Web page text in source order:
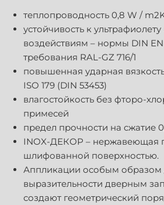
теплопроводность 0,8 W /
устойчивость к
воздействиям – нормы DIN
требования RAL-GZ 716/1
повышенная ударная
ISO 179 (DIN 53453)
влагостойкость без фторо-
примесей
предел прочности на сжатие
INOX-ДЕКОР – нержавеющая
шлифованной поверхностью.
Аппликации особым образом
выразительности дверным
создают геометрический